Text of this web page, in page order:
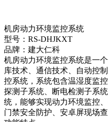
机房动力环境监控系统
型号：RS-DHJKXT
品牌：建大仁科
机房动力环境监控系统是一
库技术、通信技术、自动控
控系统，系统包含温湿度监
探测子系统、断电检测子系
统，能够实现动力环境监控
门禁安全防护、安卓屏现场查